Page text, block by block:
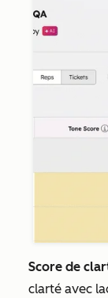
Score de
clarté avec